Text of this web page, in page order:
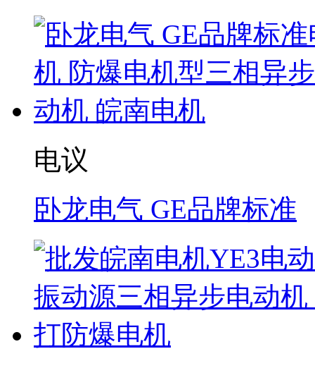
电议
卧龙电气 GE品牌标准